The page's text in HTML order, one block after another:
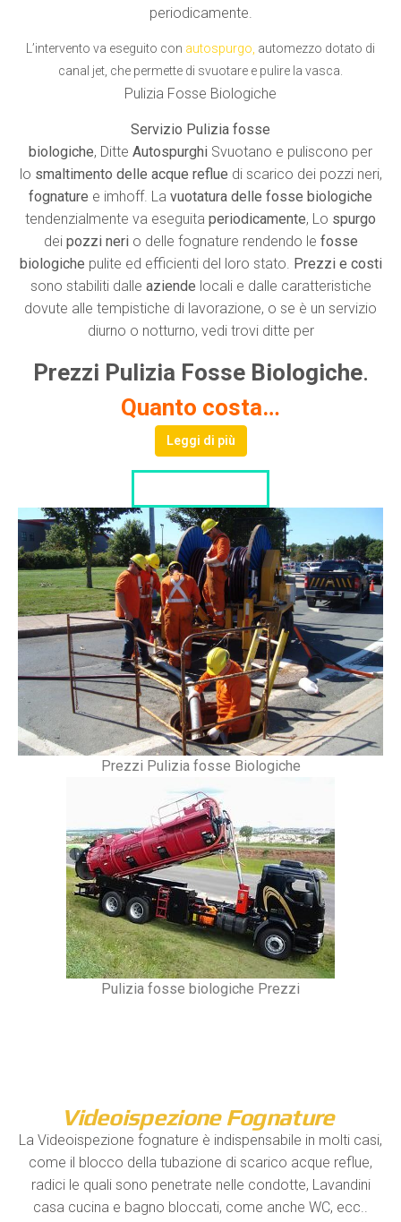
periodicamente.
L’intervento va eseguito con autospurgo automezzo dotato di
canal jet, che permette di svuotare e pulire la vasca.
Pulizia Fosse Biologiche
Servizio Pulizia fosse
biologiche, Ditte Autospurghi Svuotano e puliscono per
lo smaltimento delle acque reflue di scarico dei pozzi neri,
fognature e imhoff. La vuotatura delle fosse biologiche
tendenzialmente va eseguita periodicamente, Lo spurgo
dei pozzi nerio delle fognature rendendo le fosse
biologiche pulite ed efficienti del loro stato. Prezzi e costi
sono stabiliti dalle aziende locali e dalle caratteristiche
dovute alle tempistiche di lavorazione, o se è un servizio
diurno o notturno, vedi trovi ditte per
Prezzi Pulizia Fosse Biologiche.
Quanto costa…
Leggi di più
Prezzi Pulizia fosse Biologiche
Pulizia fosse biologiche Prezzi
Videoispezione Fognature
La Videoispezione fognature è indispensabile in molti casi,
come il blocco della tubazione di scarico acque reflue,
radici le quali sono penetrate nelle condotte, Lavandini
casa cucina e bagno bloccati, come anche WC, ecc..